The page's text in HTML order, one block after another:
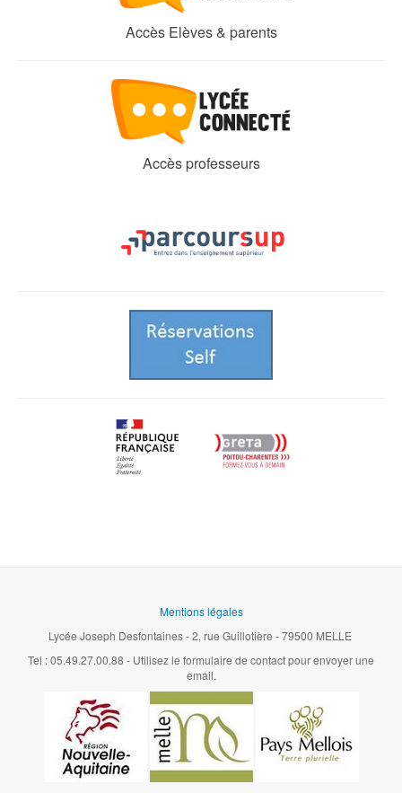
Accès Elèves & parents
Accès professeurs
Mentions légales
Lycée Joseph Desfontaines - 2, rue Guillotière - 79500 MELLE
Tel : 05.49.27.00.88 - Utilisez le formulaire de contact pour envoyer une
email.